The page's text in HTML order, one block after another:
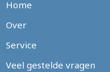
Home
Over
Service
Veel gestelde vragen